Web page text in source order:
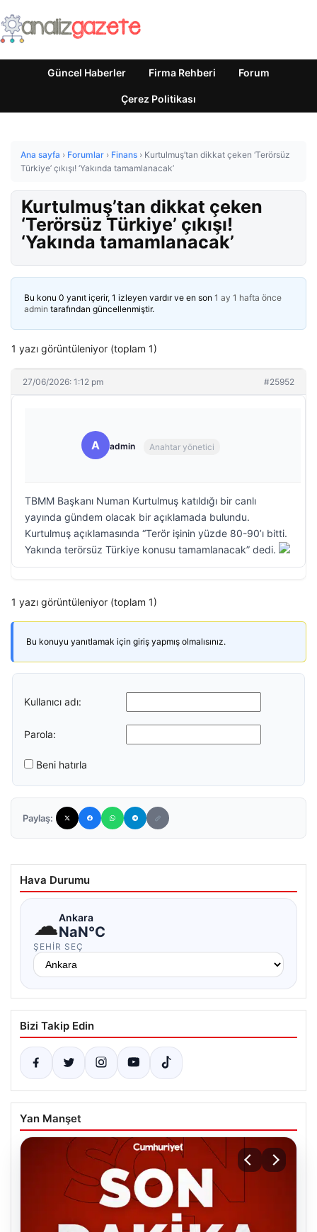
Güncel Haberler Firma Rehberi Forum
Çerez Politikası
Ana sayfa › Forumlar › Finans › Kurtulmuş’tan dikkat çeken ‘Terörsüz
Türkiye’ çıkışı! ‘Yakında tamamlanacak’
Kurtulmuş’tan dikkat çeken
‘Terörsüz Türkiye’ çıkışı!
‘Yakında tamamlanacak’
Bu konu 0 yanıt içerir, 1 izleyen vardır ve en son 1 ay 1 hafta önce
admin tarafından güncellenmiştir.
1 yazı görüntüleniyor (toplam 1)
27/06/2026: 1:12 pm #25952
A admin Anahtar yönetici
TBMM Başkanı Numan Kurtulmuş katıldığı bir canlı
yayında gündem olacak bir açıklamada bulundu.
Kurtulmuş açıklamasında “Terör işinin yüzde 80-90’ı bitti.
Yakında terörsüz Türkiye konusu tamamlanacak” dedi.
1 yazı görüntüleniyor (toplam 1)
Bu konuyu yanıtlamak için giriş yapmış olmalısınız.
Kullanıcı adı:
Parola:
Beni hatırla
Paylaş:
Hava Durumu
☁Ankara
NaN°C
ŞEHIR SEÇ
Bizi Takip Edin
Yan Manşet